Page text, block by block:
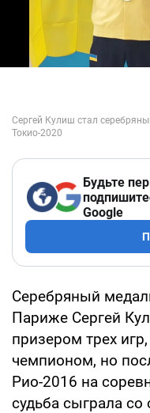
Будьте
Google
Серебряный
Париже Сергей
призером трех
чемпионом, но
Рио-2016 на
судьба сыграла